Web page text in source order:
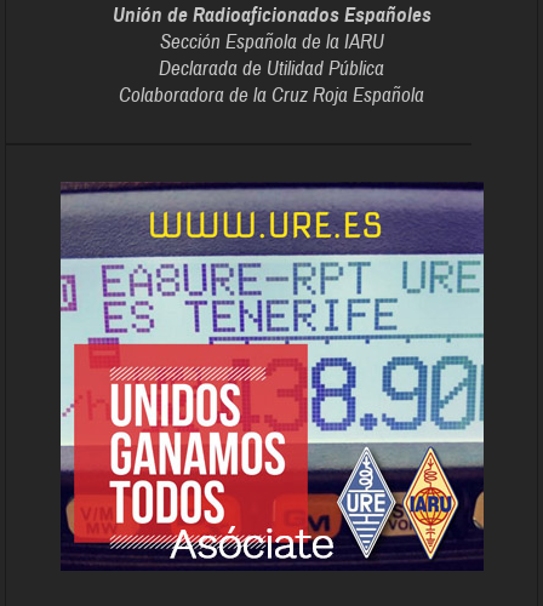
Unión de Radioaficionados Españoles
Sección Española de la IARU
Declarada de Utilidad Pública
Colaboradora de la Cruz Roja Española